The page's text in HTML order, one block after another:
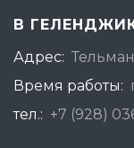
В
Адрес:
Время работы:
тел.: +7 (928)